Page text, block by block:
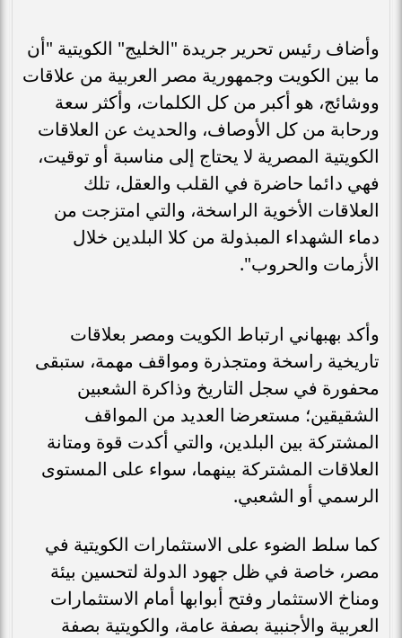
وأضاف رئيس تحرير جريدة "الخليج" الكويتية "أن
ما بين الكويت وجمهورية مصر العربية من علاقات
ووشائج، هو أكبر من كل الكلمات، وأكثر سعة
ورحابة من كل الأوصاف، والحديث عن العلاقات
الكويتية المصرية لا يحتاج إلى مناسبة أو توقيت،
فهي دائما حاضرة في القلب والعقل، تلك
العلاقات الأخوية الراسخة، والتي امتزجت من
دماء الشهداء المبذولة من كلا البلدين خلال
الأزمات والحروب".
وأكد بهبهاني ارتباط الكويت ومصر بعلاقات
تاريخية راسخة ومتجذرة ومواقف مهمة، ستبقى
محفورة في سجل التاريخ وذاكرة الشعبين
الشقيقين؛ مستعرضا العديد من المواقف
المشتركة بين البلدين، والتي أكدت قوة ومتانة
العلاقات المشتركة بينهما، سواء على المستوى
الرسمي أو الشعبي.
كما سلط الضوء على الاستثمارات الكويتية في
مصر، خاصة في ظل جهود الدولة لتحسين بيئة
ومناخ الاستثمار وفتح أبوابها أمام الاستثمارات
العربية والأجنبية بصفة عامة، والكويتية بصفة